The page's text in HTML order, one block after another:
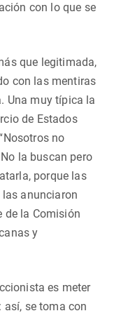
con lo que se
que legitimada,
con las mentiras
Una muy típica la
de Estados
no
la buscan pero
porque las
las anunciaron
de la Comisión
y
es meter
se toma con